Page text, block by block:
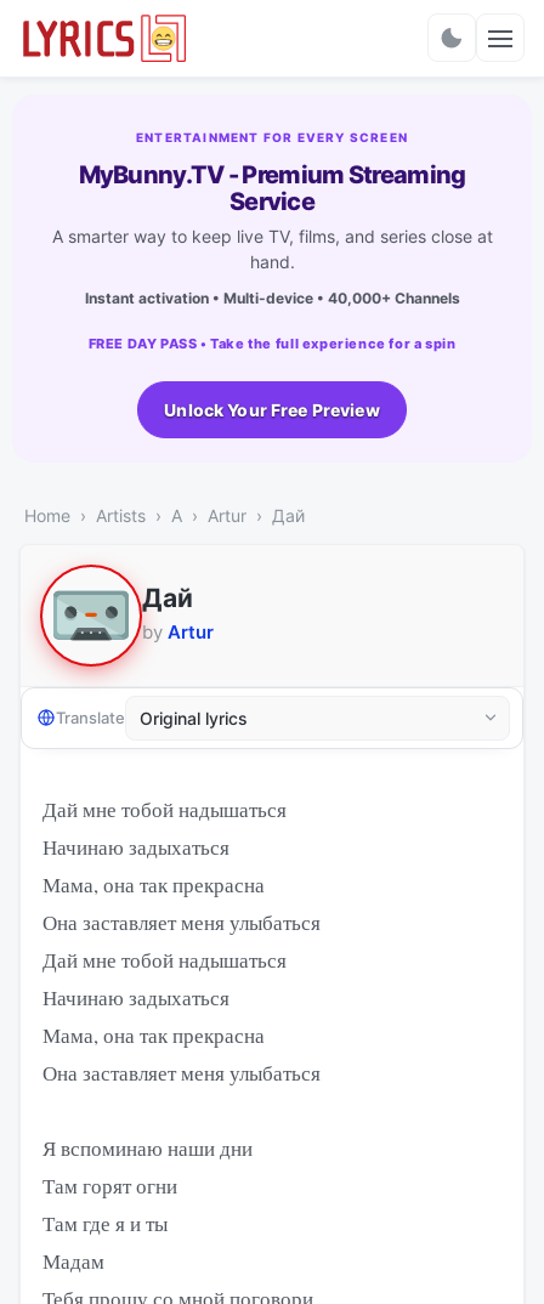
ENTERTAINMENT FOR EVERY SCREEN
MyBunny.TV - Premium Streaming
Service
A smarter way to keep live TV, films, and series close at
hand.
Instant activation • Multi-device • 40,000+ Channels
FREE DAY PASS • Take the full experience for a spin
Unlock Your Free Preview
Home Artists A Artur Дай
Дай
by Artur
Translate
Дай мне тобой надышаться
Начинаю задыхаться
Мама, она так прекрасна
Она заставляет меня улыбаться
Дай мне тобой надышаться
Начинаю задыхаться
Мама, она так прекрасна
Она заставляет меня улыбаться
Я вспоминаю наши дни
Там горят огни
Там где я и ты
Мадам
Тебя прошу со мной поговори